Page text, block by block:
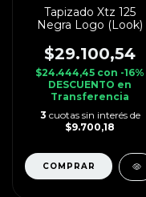
Tapizado Xtz 125
Negra Logo (Look)
$29.100,54
$24.444,45 con -16%
DESCUENTO en
Transferencia
3 cuotas sin interés de
$9.700,18